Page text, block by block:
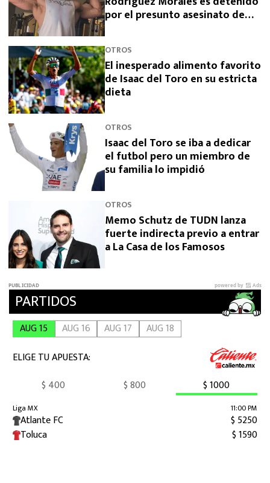
por el presunto asesinato de
OTROS
El inesperado alimento favorito
de Isaac del Toro en su estricta
dieta
OTROS
Isaac del Toro se iba a dedicar
el futbol pero un miembro de
su familia lo impidió
OTROS
Memo Schutz de TUDN lanza
fuerte indirecta previo a entrar
a La Casa de los Famosos